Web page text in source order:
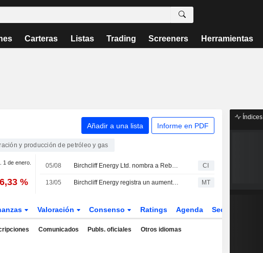
Carteras Listas Trading Screeners Herramientas
Añadir a una lista Informe en PDF
y producción de petróleo y gas
1 de enero.
%
05/08 Birchcliff Energy Ltd. nombra a Rebecca Schulz miembro de su consejo de administración con efecto a partir del 5 de agosto de 2026 CI
13/05 Birchcliff Energy registra un aumento del beneficio y los ingresos en el primer trimestre; reafirma sus previsiones de producción para 2026 MT
Valoración Consenso Ratings Agenda Sector
Comunicados Publs. oficiales Otros idiomas
Índices